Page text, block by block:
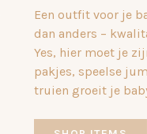
Een outfit voor je
dan anders –
Yes, hier moet je
pakjes, speelse
truien groeit je